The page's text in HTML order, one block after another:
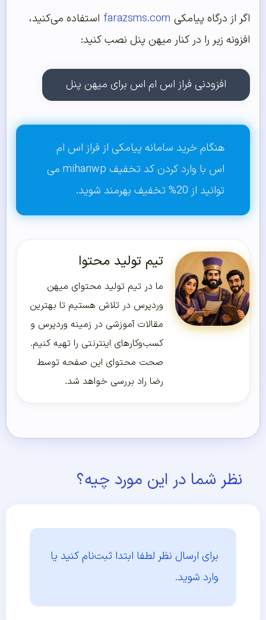
اگر از درگاه پیامکی farazsms.com استفاده می‌کنید،
افزونه زیر را در کنار میهن پنل نصب کنید:
افزودنی فراز اس ام اس برای میهن پنل
هنگام خرید سامانه پیامکی از فراز اس ام
اس با وارد کردن کد تخفیف mihanwp می
توانید از 20% تخفیف بهرمند شوید.
تیم تولید محتوا
ما در تیم تولید محتوای میهن
وردپرس در تلاش هستیم تا بهترین
مقالات آموزشی در زمینه وردپرس و
کسب‌و‌کارهای اینترنتی را تهیه کنیم.
صحت محتوای این صفحه توسط
رضا راد بررسی خواهد شد.
نظر شما در این مورد چیه؟
برای ارسال نظر لطفا ابتدا ثبت‌نام کنید یا
وارد شوید.